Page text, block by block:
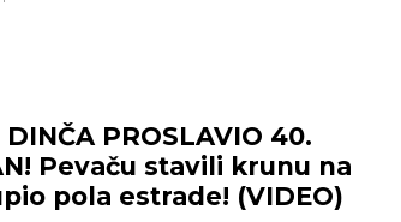
DINČA PROSLAVIO 40.
Pevaču stavili krunu na
pola estrade! (VIDEO)